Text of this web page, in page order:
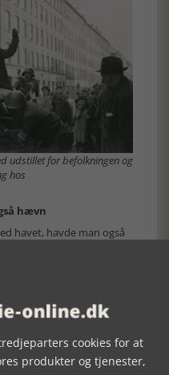
udstillet for befolkningen og
hos
hævn
havet, havde man også
af frihedskæmperne.
der kastet æg efter
politimand, der var
under jorden den 19.
moderen med
cookies for at
produkter og tjenester,